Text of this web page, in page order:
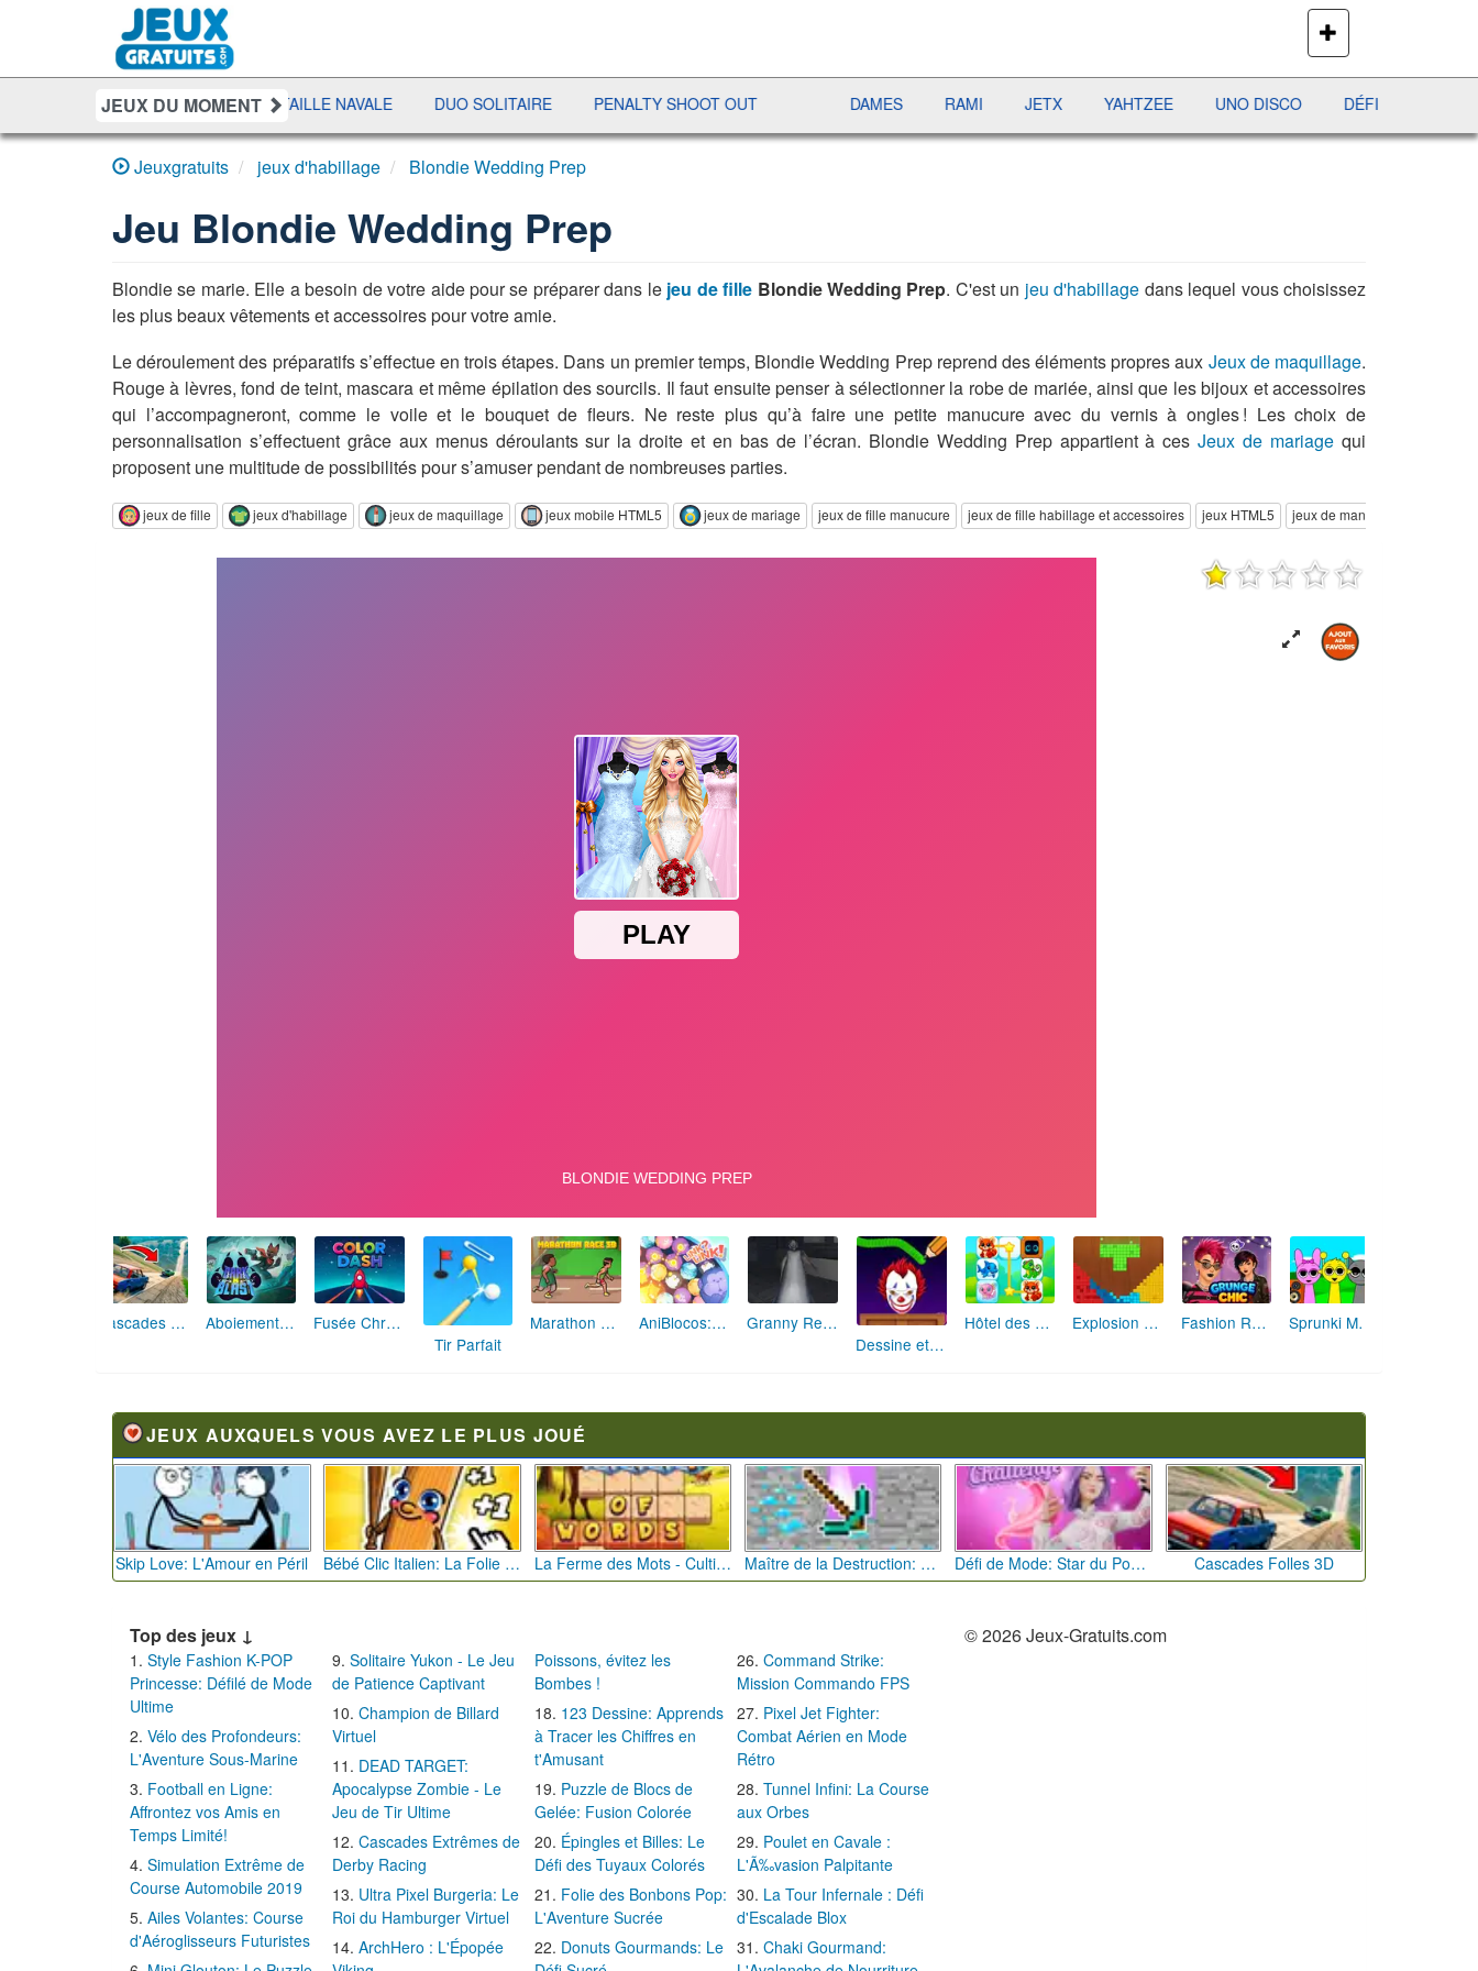
PLUS
DE
JEUX
JEUX DU MOMENT
SHERIFF POKER BATAILLE NAVALE DUO SOLITAIRE PENALTY SHOOT OUT RAMI JETX YAHTZEE UNO DISCO DÉFI MAHJONG
Jeuxgratuits jeux d'habillage Blondie Wedding Prep
Jeu Blondie Wedding Prep
Blondie se marie. Elle a besoin de votre aide pour se préparer dans le jeu de fille Blondie Wedding Prep. C'est un jeu d'habillage dans lequel vous choisissez
les plus beaux vêtements et accessoires pour votre amie.
Le déroulement des préparatifs s’effectue en trois étapes. Dans un premier temps, Blondie Wedding Prep reprend des éléments propres aux Jeux de maquillage.
Rouge à lèvres, fond de teint, mascara et même épilation des sourcils. Il faut ensuite penser à sélectionner la robe de mariée, ainsi que les bijoux et accessoires
qui l’accompagneront, comme le voile et le bouquet de fleurs. Ne reste plus qu’à faire une petite manucure avec du vernis à ongles ! Les choix de
personnalisation s’effectuent grâce aux menus déroulants sur la droite et en bas de l’écran. Blondie Wedding Prep appartient à cesJeux de mariage qui
proposent une multitude de possibilités pour s’amuser pendant de nombreuses parties.
jeux de fille jeux d'habillage jeux de maquillage jeux mobile HTML5 jeux de mariage jeux de fille manucure jeux de fille habillage et accessoires jeux HTML5 jeux de manucure
Cascades Folles 3D Aboiement Stellaire : Aventure Canine
Fusée Chromatique: La Course des Couleurs
Tir Parfait
Marathon Champion io AniBlocos: Connecte les Animaux Mignons!
Granny Revient 3D : Destin Maléfique
Dessine et Écrase : Le Jeu des Monstres
Hôtel des Animaux de Rêve Explosion de Blocs de Sable Fashion Rebelle: Style Grunge Chic Sprunki Monster: Rythmes Musicaux Monstres
JEUX AUXQUELS VOUS AVEZ LE PLUS JOUÉ
Skip Love: L'Amour en Péril Bébé Clic Italien: La Folie des Petits Bambins La Ferme des Mots - Cultivez votre Vocabulaire Maître de la Destruction: Fusion de Pioches Défi de Mode: Star du Podium Cascades Folles 3D
Top des jeux ↓
Style Fashion K-POP
Princesse: Défilé de Mode
Ultime
Vélo des Profondeurs:
L'Aventure Sous-Marine
Football en Ligne:
Affrontez vos Amis en
Temps Limité!
Simulation Extrême de
Course Automobile 2019
Ailes Volantes: Course
d'Aéroglisseurs Futuristes
Solitaire Yukon - Le Jeu
de Patience Captivant
Champion de Billard
Virtuel
DEAD TARGET:
Apocalypse Zombie - Le
Jeu de Tir Ultime
Cascades Extrêmes de
Derby Racing
Ultra Pixel Burgeria: Le
Roi du Hamburger Virtuel
ArchHero : L'Épopée
Poissons, évitez les
Bombes !
123 Dessine: Apprends
à Tracer les Chiffres en
t'Amusant
Puzzle de Blocs de
Gelée: Fusion Colorée
Épingles et Billes: Le
Défi des Tuyaux Colorés
Folie des Bonbons Pop:
L'Aventure Sucrée
Donuts Gourmands: Le
Command Strike:
Mission Commando FPS
Pixel Jet Fighter:
Combat Aérien en Mode
Rétro
Tunnel Infini: La Course
aux Orbes
Poulet en Cavale :
L'Ã‰vasion Palpitante
La Tour Infernale : Défi
d'Escalade Blox
Chaki Gourmand:
© 2026 Jeux-Gratuits.com